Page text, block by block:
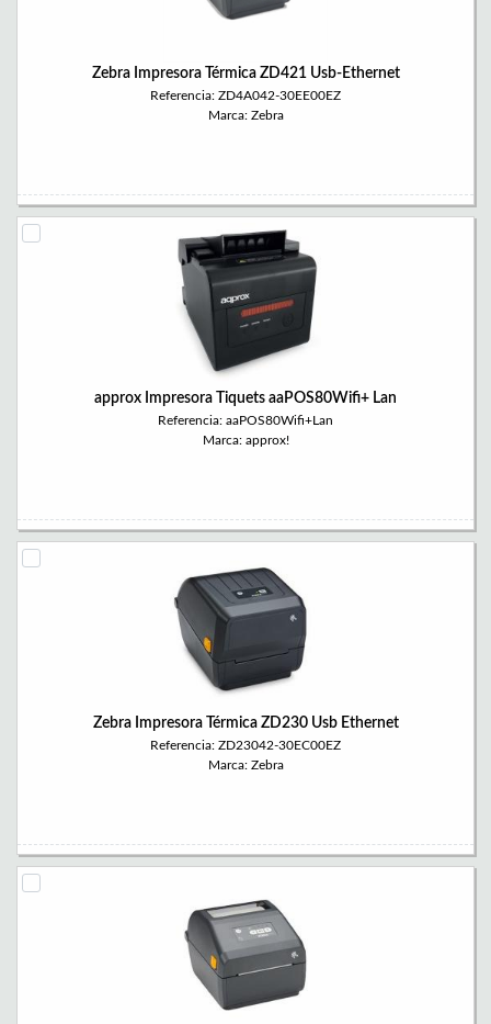
Zebra Impresora Térmica ZD421 Usb-Ethernet
Referencia: ZD4A042-30EE00EZ
Marca: Zebra
approx Impresora Tiquets aaPOS80Wifi+ Lan
Referencia: aaPOS80Wifi+Lan
Marca: approx!
Zebra Impresora Térmica ZD230 Usb Ethernet
Referencia: ZD23042-30EC00EZ
Marca: Zebra